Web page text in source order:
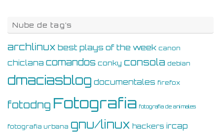
Nube de tag’s
archlinux best plays of the week canon
chiclana comandos conky consola debian
dmaciasblog documentales firefox
fotodng Fotografia fotografia de animales
fotografia urbana gnu/linux hackers ircap